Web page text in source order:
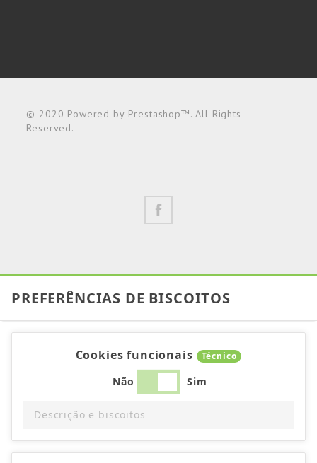
© 2020 Powered by Prestashop™. All Rights
Reserved.
PREFERÊNCIAS DE BISCOITOS
Cookies funcionais Técnico
Não Sim
Descrição e biscoitos